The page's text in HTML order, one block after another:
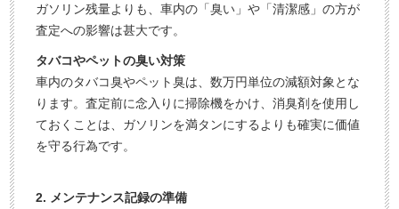
ガソリン残量よりも、車内の「臭い」や「清潔感」の方が
査定への影響は甚大です。
タバコやペットの臭い対策
車内のタバコ臭やペット臭は、数万円単位の減額対象とな
ります。査定前に念入りに掃除機をかけ、消臭剤を使用し
ておくことは、ガソリンを満タンにするよりも確実に価値
を守る行為です。
2. メンテナンス記録の準備